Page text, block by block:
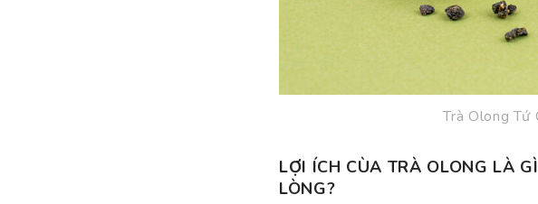
Trà Olong Tứ
LỢI ÍCH CÙA TRÀ OLONG LÀ
LÒNG?